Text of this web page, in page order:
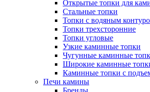
Открытые топки для
Стальные топки
Топки с водяным
Топки трехсторонние
Топки угловые
Узкие каминные топки
Чугунные каминные
Широкие каминные
Каминные топки с
Печи камины
Бренды